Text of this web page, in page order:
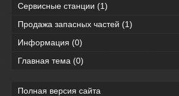
Сервисные станции (1)
Продажа запасных частей (1)
Информация (0)
Главная тема (0)
Полная версия сайта